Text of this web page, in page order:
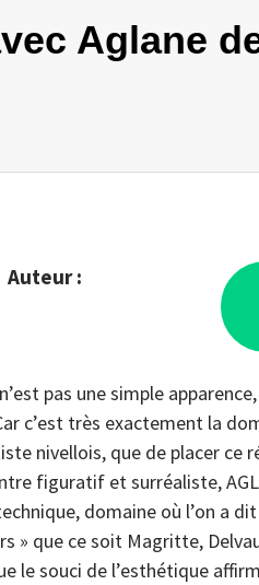
Aglane
Auteur :
pas une simple
c’est très exactement la
nivellois, que de placer ce
figuratif et surréaliste,
domaine où l’on a dit
» que ce soit Magritte,
le souci de l’esthétique